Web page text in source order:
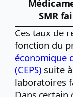
SMR
Ces taux de
fonction du
économique
(CEPS) suite
laboratoires
Dans certain